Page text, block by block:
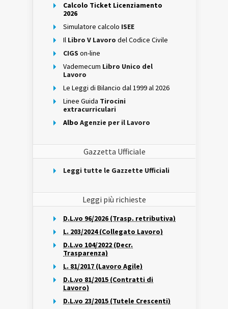
Calcolo Ticket Licenziamento
2026
Simulatore calcolo ISEE
Il Libro V Lavoro del Codice Civile
CIGS on-line
Vademecum Libro Unico del
Lavoro
Le Leggi di Bilancio dal 1999 al 2026
Linee Guida Tirocini
extracurriculari
Albo Agenzie per il Lavoro
Gazzetta Ufficiale
Leggi tutte le Gazzette Ufficiali
Leggi più richieste
D.L.vo 96/2026 (Trasp. retributiva)
L. 203/2024 (Collegato Lavoro)
D.L.vo 104/2022 (Decr.
Trasparenza)
L. 81/2017 (Lavoro Agile)
D.L.vo 81/2015 (Contratti di
Lavoro)
D.L.vo 23/2015 (Tutele Crescenti)